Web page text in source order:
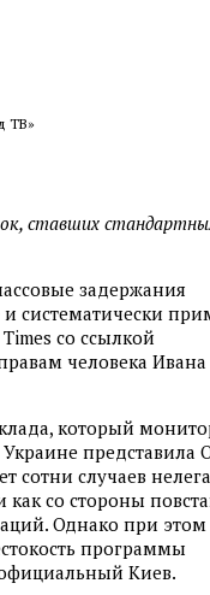
ТВ»
ставших
задержания
систематически
со ссылкой
человека Ивана
который
представила
сотни случаев
со стороны
Однако при этом
программы
Киев.